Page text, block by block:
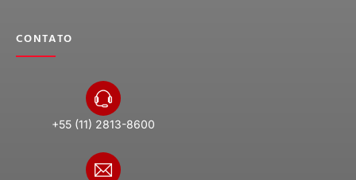
CONTATO
+55 (11) 2813-8600